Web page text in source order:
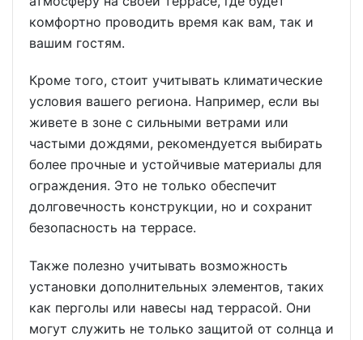
комфортно проводить время как вам, так и
вашим гостям.
Кроме того, стоит учитывать климатические
условия вашего региона. Например, если вы
живете в зоне с сильными ветрами или
частыми дождями, рекомендуется выбирать
более прочные и устойчивые материалы для
ограждения. Это не только обеспечит
долговечность конструкции, но и сохранит
безопасность на террасе.
Также полезно учитывать возможность
установки дополнительных элементов, таких
как перголы или навесы над террасой. Они
могут служить не только защитой от солнца и